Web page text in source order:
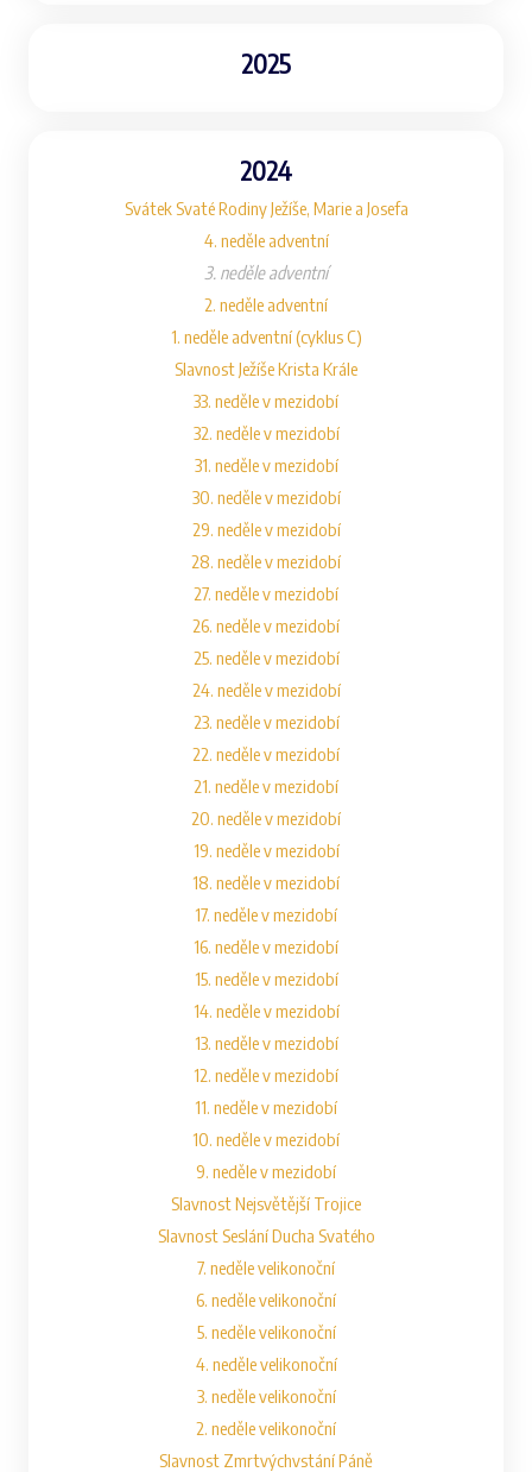
2025
2024
Svátek Svaté Rodiny Ježíše, Marie a Josefa
4. neděle adventní
3. neděle adventní
2. neděle adventní
1. neděle adventní (cyklus C)
Slavnost Ježíše Krista Krále
33. neděle v mezidobí
32. neděle v mezidobí
31. neděle v mezidobí
30. neděle v mezidobí
29. neděle v mezidobí
28. neděle v mezidobí
27. neděle v mezidobí
26. neděle v mezidobí
25. neděle v mezidobí
24. neděle v mezidobí
23. neděle v mezidobí
22. neděle v mezidobí
21. neděle v mezidobí
20. neděle v mezidobí
19. neděle v mezidobí
18. neděle v mezidobí
17. neděle v mezidobí
16. neděle v mezidobí
15. neděle v mezidobí
14. neděle v mezidobí
13. neděle v mezidobí
12. neděle v mezidobí
11. neděle v mezidobí
10. neděle v mezidobí
9. neděle v mezidobí
Slavnost Nejsvětější Trojice
Slavnost Seslání Ducha Svatého
7. neděle velikonoční
6. neděle velikonoční
5. neděle velikonoční
4. neděle velikonoční
3. neděle velikonoční
2. neděle velikonoční
Slavnost Zmrtvýchvstání Páně